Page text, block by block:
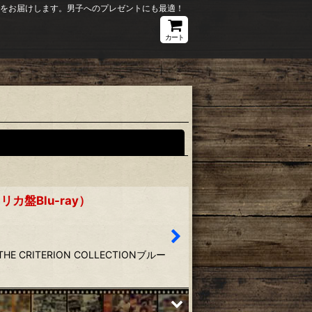
届けします。男子へのプレゼントにも最適！
カート
カ盤Blu-ray）
CRITERION COLLECTIONブルー